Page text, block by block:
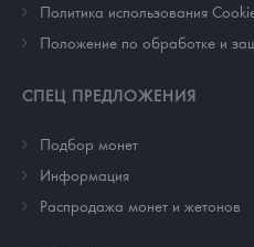
Политика использования
Положение по обработке и
СПЕЦ ПРЕДЛОЖЕНИЯ
Подбор монет
Информация
Распродажа монет и жетонов